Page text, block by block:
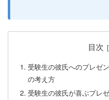
目次
受験生の彼氏へのプレゼ
の考え方
受験生の彼氏が喜ぶプレ